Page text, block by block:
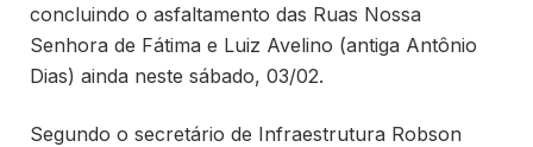
concluindo o asfaltamento das Ruas Nossa
Senhora de Fátima e Luiz Avelino (antiga Antônio
Dias) ainda neste sábado, 03/02.
Segundo o secretário de Infraestrutura Robson